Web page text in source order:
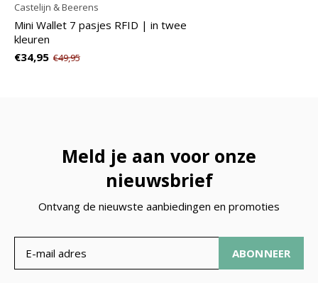
Castelijn & Beerens
Mini Wallet 7 pasjes RFID | in twee
kleuren
€34,95 €49,95
Meld je aan voor onze
nieuwsbrief
Ontvang de nieuwste aanbiedingen en promoties
ABONNEER